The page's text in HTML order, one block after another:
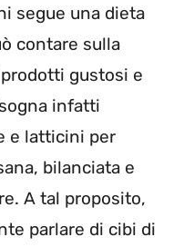
segue una dieta
contare sulla
gustosi e
infatti
e latticini per
bilanciata e
A tal proposito,
parlare di cibi di